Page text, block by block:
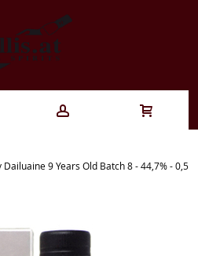
9 Years Old Batch 8 - 44,7% - 0,5